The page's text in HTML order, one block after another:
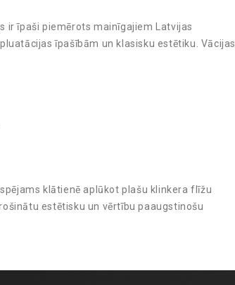
ir īpaši piemērots mainīgajiem Latvijas
īpašībām un klasisku estētiku. Vācijas
klātienē aplūkot plašu klinkera flīžu
estētisku un vērtību paaugstinošu